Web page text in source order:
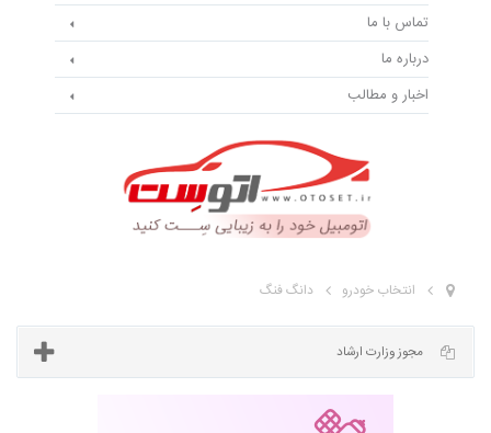
تماس با ما
درباره ما
اخبار و مطالب
انتخاب خودرو دانگ فنگ